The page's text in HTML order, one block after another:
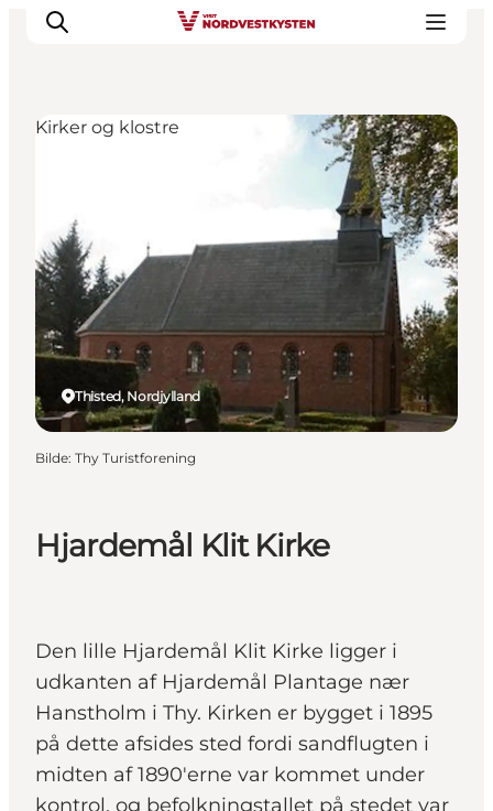
Inspirasjon
Events
Overnatting
Planlegg ferien
Hjardemål Klit Kirke
Den lille Hjardemål Klit Kirke ligger i
udkanten af Hjardemål Plantage nær
Hanstholm i Thy. Kirken er bygget i 1895
på dette afsides sted fordi sandflugten i
midten af 1890'erne var kommet under
kontrol, og befolkningstallet på stedet var
Thisted, Nordjylland
Kirker og klostre
Bilde: Thy Turistforening